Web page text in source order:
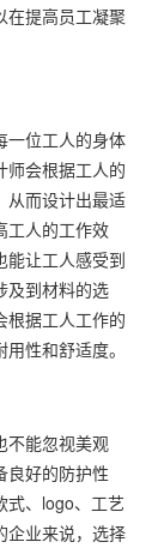
在提高员工凝聚
一位工人的身体
师会根据工人的
从而设计出最适
工人的工作效
能让工人感受到
及到材料的选
根据工人工作的
性和舒适度。
不能忽视美观
良好的防护性
式、logo、工艺
企业来说，选择